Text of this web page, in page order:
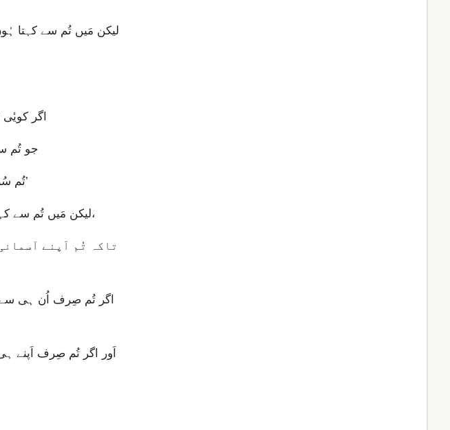
اگر
جو تُم
“تُم سُن چُکے ہو کہ کہا گیا تھا، ‘اَپنے پڑوسی سے مَحَبّت رکھو اَور اَپنے دُشمن سے عداوت۔’
لیکن مَیں تُم سے کہتا ہُوں کہ اَپنے دُشمنوں سے مَحَبّت رکھو اَورجو تُمہیں ستاتے ہیں اُن کے لیٔے دعا کرو،